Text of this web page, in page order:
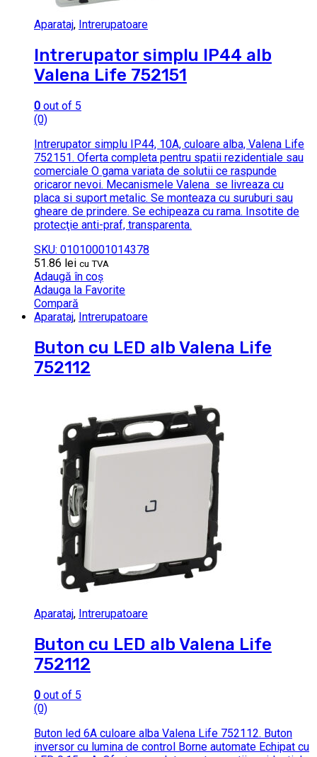
Aparataj, Intrerupatoare
Intrerupator simplu IP44 alb
Valena Life 752151
0 out of 5
(0)
Intrerupator simplu IP44, 10A, culoare alba, Valena Life
752151. Oferta completa pentru spatii rezidentiale sau
comerciale O gama variata de solutii ce raspunde
oricaror nevoi. Mecanismele Valena se livreaza cu
placa si suport metalic. Se monteaza cu suruburi sau
gheare de prindere. Se echipeaza cu rama. Insotite de
protecţie anti-praf, transparenta.
SKU: 01010001014378
51.86 lei cu TVA
Adaugă în coș
Adauga la Favorite
Compară
Aparataj, Intrerupatoare
Buton cu LED alb Valena Life
752112
Aparataj, Intrerupatoare
Buton cu LED alb Valena Life
752112
0 out of 5
(0)
Buton led 6A culoare alba Valena Life 752112. Buton
inversor cu lumina de control Borne automate Echipat cu